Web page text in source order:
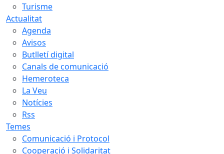
Turisme
Actualitat
Agenda
Avisos
Butlletí digital
Canals de comunicació
Hemeroteca
La Veu
Notícies
Rss
Temes
Comunicació i Protocol
Cooperació i Solidaritat